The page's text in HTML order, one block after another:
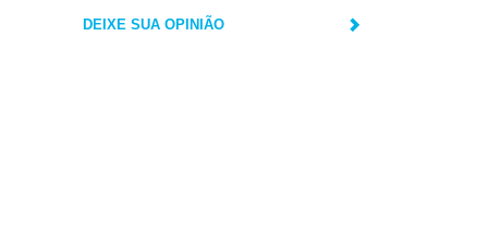
DEIXE SUA OPINIÃO